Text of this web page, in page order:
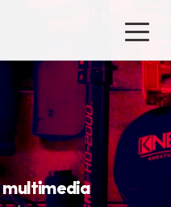
multimedia